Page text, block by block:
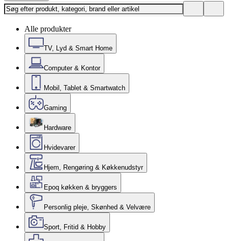
Alle produkter
TV, Lyd & Smart Home
Computer & Kontor
Mobil, Tablet & Smartwatch
Gaming
Hardware
Hvidevarer
Hjem, Rengøring & Køkkenudstyr
Epoq køkken & bryggers
Personlig pleje, Skønhed & Velvære
Sport, Fritid & Hobby